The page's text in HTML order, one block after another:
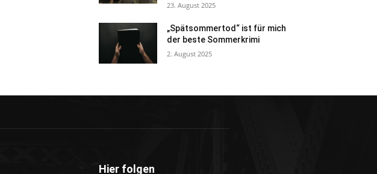
23. August 2025
„Spätsommertod“ ist für mich
der beste Sommerkrimi
2. August 2025
Hier folgen